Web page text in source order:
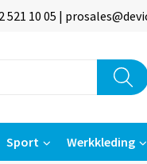
10 05 |
Sport Werkkleding